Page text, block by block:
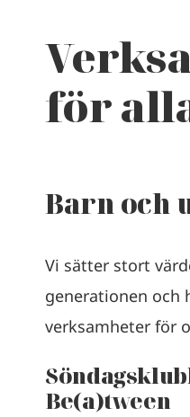
för
Barn och
Vi sätter stort
generationen och
verksamheter för
Be(a)tween